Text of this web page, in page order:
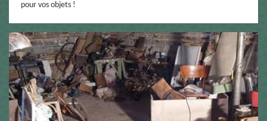
pour vos objets !